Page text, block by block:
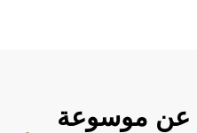
عن موسوعة